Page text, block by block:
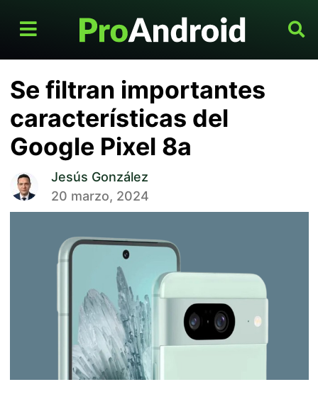
Se filtran importantes
características del
Google Pixel 8a
Jesús González
20 marzo, 2024